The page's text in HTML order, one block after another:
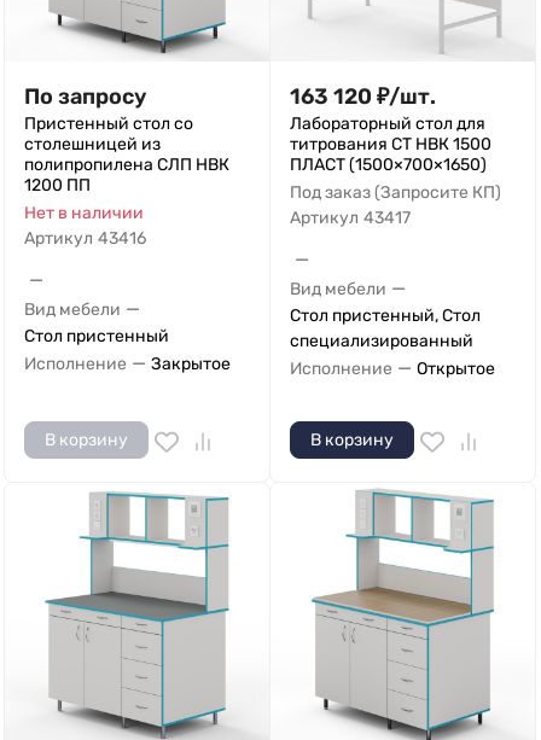
По запросу
Пристенный стол со
столешницей из
полипропилена СЛП НВК
1200 ПП
Нет в наличии
Артикул 43416
—
Вид мебели —
Стол пристенный
Исполнение — Закрытое
В корзину
163 120 ₽/шт.
Лабораторный стол для
титрования СТ НВК 1500
ПЛАСТ (1500×700×1650)
Под заказ (Запросите КП)
Артикул 43417
—
Вид мебели —
Стол пристенный, Стол
специализированный
Исполнение — Открытое
В корзину